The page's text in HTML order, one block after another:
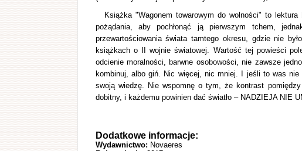
Książka "Wagonem towarowym do wolności" to
pożądania, aby pochłonąć ją pierwszym tchem,
przewartościowania świata tamtego okresu, gdzie nie
książkach o II wojnie światowej. Wartość tej powieści
odcienie moralności, barwne osobowości, nie zawsze
kombinuj, albo giń. Nic więcej, nic mniej. I jeśli to was
swoją wiedzę. Nie wspomnę o tym, że kontrast
dobitny, i każdemu powinien dać światło – NADZIEJA NIE
Dodatkowe informacje:
Wydawnictwo: Novaeres